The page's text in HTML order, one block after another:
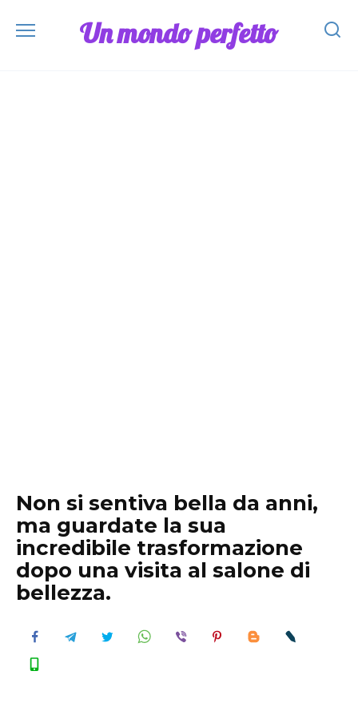
Un mondo perfetto
Non si sentiva bella da anni,
ma guardate la sua
incredibile trasformazione
dopo una visita al salone di
bellezza.